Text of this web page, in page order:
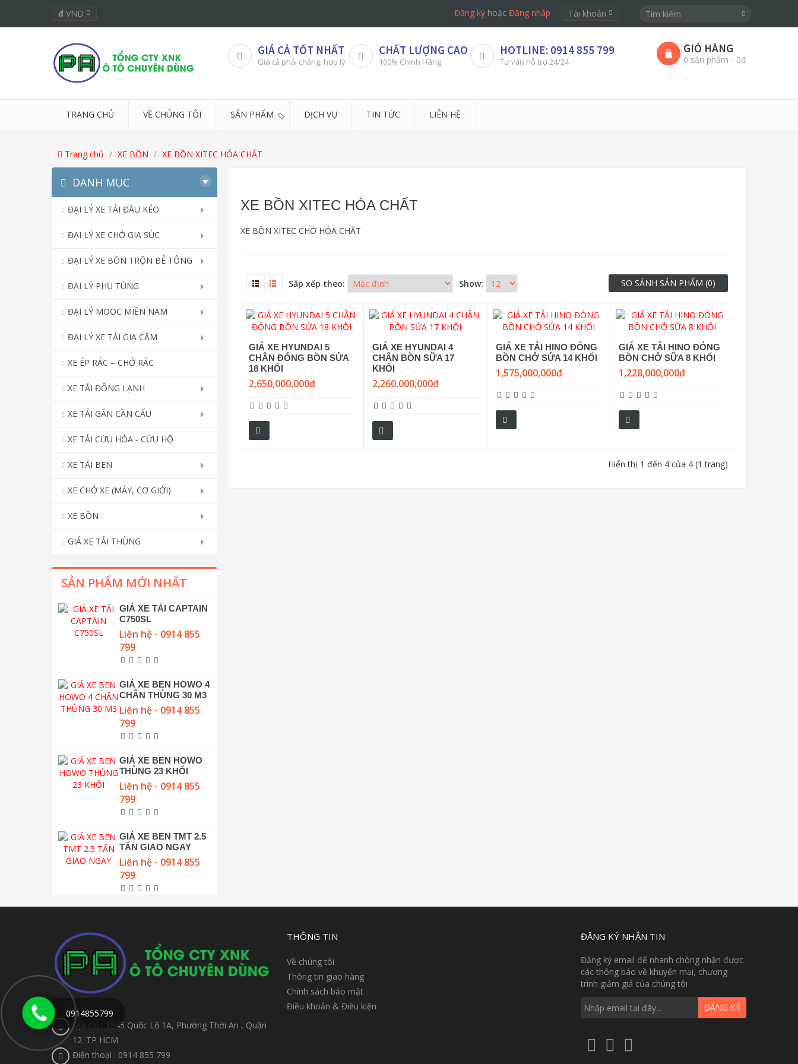
đ VND Đăng ký hoặcĐăng nhập Tài khoản
GIÁ CẢ TỐT NHẤT
Giá cả phải chăng, hợp lý
CHẤT LƯỢNG CAO
100% Chính Hãng
HOTLINE: 0914 855 799
Tư vấn hỗ trợ 24/24
GIỎ HÀNG
0 sản phẩm - 0đ
TRANG CHỦ VỀ CHÚNG TÔI SẢN PHẨM DỊCH VỤ TIN TỨC LIÊN HỆ
Trang chủ XE BỒN XE BỒN XITEC HÓA CHẤT
DANH MỤC
ĐẠI LÝ XE TẢI ĐẦU KÉO
ĐẠI LÝ XE CHỞ GIA SÚC
ĐẠI LÝ XE BỒN TRỘN BÊ TÔNG
ĐẠI LÝ PHỤ TÙNG
ĐẠI LÝ MOOC MIỀN NAM
ĐẠI LÝ XE TẢI GIA CẦM
XE ÉP RÁC – CHỞ RÁC
XE TẢI ĐÔNG LẠNH
XE TẢI GẮN CẦN CẨU
XE TẢI CỨU HỎA - CỨU HỘ
XE TẢI BEN
XE CHỞ XE (MÁY, CƠ GIỚI)
XE BỒN
GIÁ XE TẢI THÙNG
SẢN PHẨM MỚI NHẤT
GIÁ XE TẢI CAPTAIN
C750SL
Liên hệ - 0914 855
799
GIÁ XE BEN HOWO 4
CHÂN THÙNG 30 M3
Liên hệ - 0914 855
799
GIÁ XE BEN HOWO
THÙNG 23 KHỐI
Liên hệ - 0914 855
799
GIÁ XE BEN TMT 2.5
TẤN GIAO NGAY
Liên hệ - 0914 855
799
XE BỒN XITEC HÓA CHẤT
XE BỒN XITEC CHỞ HÓA CHẤT
SO SÁNH SẢN PHẨM (0)
Sắp xếp theo: Show:
GIÁ XE HYUNDAI 5
CHÂN ĐÓNG BỒN SỬA
18 KHỐI
2,650,000,000đ
GIÁ XE HYUNDAI 4
CHÂN BỒN SỮA 17
KHỐI
2,260,000,000đ
GIÁ XE TẢI HINO ĐÓNG
BỒN CHỞ SỬA 14 KHỐI
1,575,000,000đ
GIÁ XE TẢI HINO ĐÓNG
BỒN CHỞ SỮA 8 KHỐI
1,228,000,000đ
Hiển thị 1 đến 4 của 4 (1 trang)
Địa chỉ : 1545 Quốc Lộ 1A, Phường Thới An , Quận
12. TP HCM
Điện thoại : 0914 855 799
THÔNG TIN
Về chúng tôi
Thông tin giao hàng
Chính sách bảo mật
Điều khoản & Điều kiện
ĐĂNG KÝ NHẬN TIN
Đăng ký email để nhanh chóng nhận được
các thông báo về khuyến mại, chương
trình giảm giá của chúng tôi
ĐĂNG KÝ
0914855799